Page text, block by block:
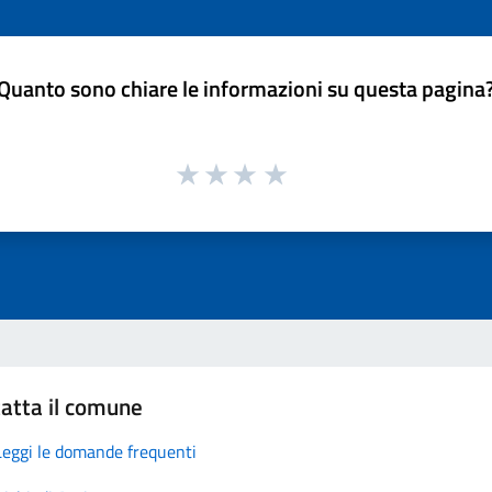
sono chiare le informazioni su questa
il comune
le domande frequenti